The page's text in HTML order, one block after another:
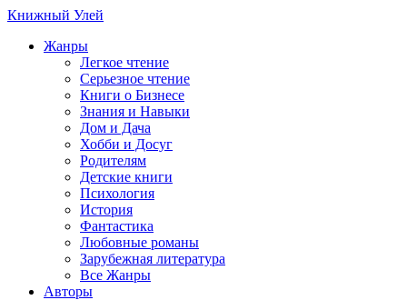
Книжный Улей
Жанры
Легкое чтение
Серьезное чтение
Книги о Бизнесе
Знания и Навыки
Дом и Дача
Хобби и Досуг
Родителям
Детские книги
Психология
История
Фантастика
Любовные романы
Зарубежная литература
Все Жанры
Авторы